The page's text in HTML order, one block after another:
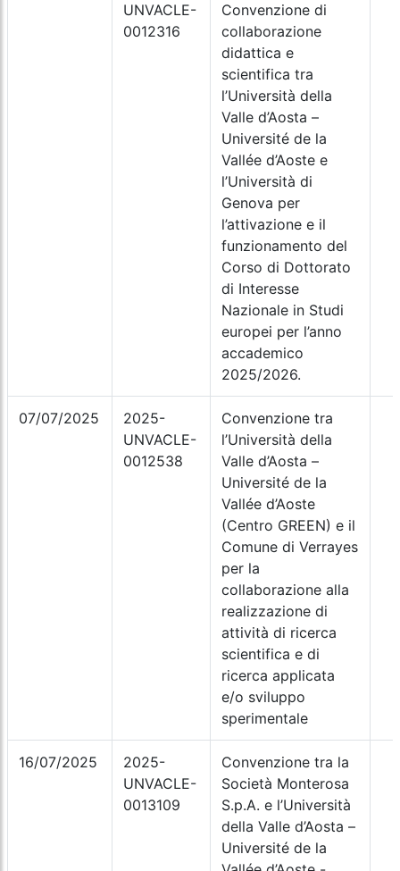
UNVACLE-
0012316
Convenzione di
collaborazione
didattica e
scientifica tra
l’Università della
Valle d’Aosta –
Université de la
Vallée d’Aoste e
l’Università di
Genova per
l’attivazione e il
funzionamento del
Corso di Dottorato
di Interesse
Nazionale in Studi
europei per l’anno
accademico
2025/2026.
07/07/2025
2025-
UNVACLE-
0012538
Convenzione tra
l’Università della
Valle d’Aosta –
Université de la
Vallée d’Aoste
(Centro GREEN) e il
Comune di Verrayes
per la
collaborazione alla
realizzazione di
attività di ricerca
scientifica e di
ricerca applicata
e/o sviluppo
sperimentale
16/07/2025
2025-
UNVACLE-
0013109
Convenzione tra la
Società Monterosa
S.p.A. e l’Università
della Valle d’Aosta –
Université de la